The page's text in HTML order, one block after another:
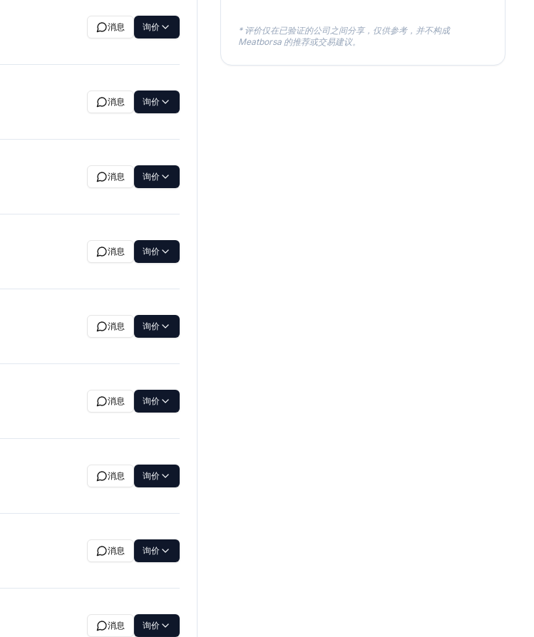
消息 询价
消息 询价
消息 询价
消息 询价
消息 询价
消息 询价
消息 询价
消息 询价
消息 询价
* 评价仅在已验证的公司之间分享，仅供参考，并不构成
Meatborsa 的推荐或交易建议。